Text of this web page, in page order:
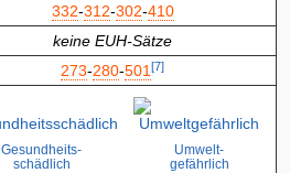
332-312-302-410
keine EUH-Sätze
273-​280-​501 [7]
Gesundheits-
schädlich
Umwelt-
gefährlich